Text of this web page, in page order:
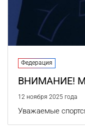
Федерация
ВНИМАНИЕ!
12 ноября 2025 года
Уважаемые